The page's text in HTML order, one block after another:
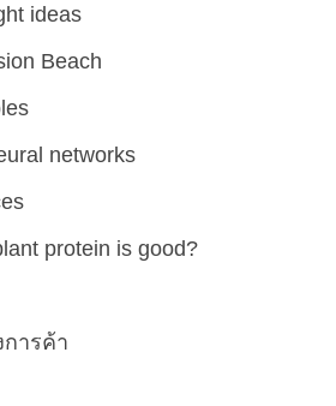
ideas
Beach
networks
protein is good?
ารค้า